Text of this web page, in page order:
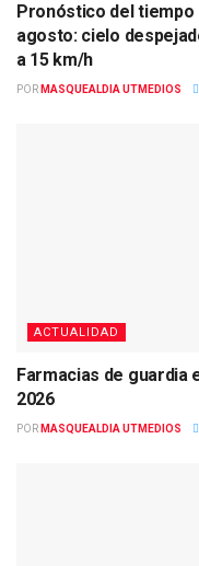
Pronóstico del tiempo
agosto: cielo
a 15 km/h
POR MASQUEALDIA UTMEDIOS
ACTUALIDAD
Farmacias de guardia
2026
POR MASQUEALDIA UTMEDIOS